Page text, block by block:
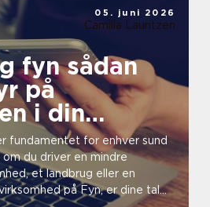
sådan
på
i din
fundamentet for enhver sund
du driver en mindre
et landbrug eller en
på Fyn, er dine tal
05. juni 2026
Camilla Lauritzen